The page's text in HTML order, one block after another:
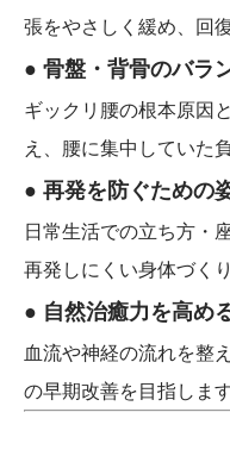
張をやさしく緩め、回
● 骨盤・背骨のバラ
ギックリ腰の根本原因
え、腰に集中していた
● 再発を防ぐための
日常生活での立ち方・
再発しにくい身体づく
● 自然治癒力を高め
血流や神経の流れを整
の早期改善を目指します